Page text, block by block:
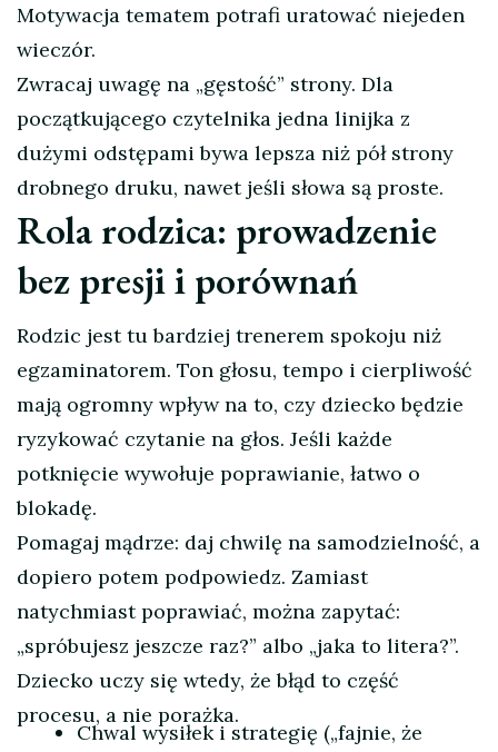
Motywacja tematem potrafi uratować niejeden
wieczór.
Zwracaj uwagę na „gęstość” strony. Dla
początkującego czytelnika jedna linijka z
dużymi odstępami bywa lepsza niż pół strony
drobnego druku, nawet jeśli słowa są proste.
Rola rodzica: prowadzenie
bez presji i porównań
Rodzic jest tu bardziej trenerem spokoju niż
egzaminatorem. Ton głosu, tempo i cierpliwość
mają ogromny wpływ na to, czy dziecko będzie
ryzykować czytanie na głos. Jeśli każde
potknięcie wywołuje poprawianie, łatwo o
blokadę.
Pomagaj mądrze: daj chwilę na samodzielność, a
dopiero potem podpowiedz. Zamiast
natychmiast poprawiać, można zapytać:
„spróbujesz jeszcze raz?” albo „jaka to litera?”.
Dziecko uczy się wtedy, że błąd to część
procesu, a nie porażka.
Chwal wysiłek i strategię („fajnie, że